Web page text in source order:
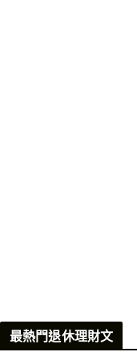
最熱門退休理財文